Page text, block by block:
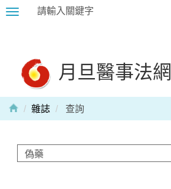
Toggle
月旦醫事法網
雜誌 查詢